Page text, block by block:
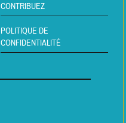
CONTRIBUEZ
POLITIQUE DE
CONFIDENTIALITÉ